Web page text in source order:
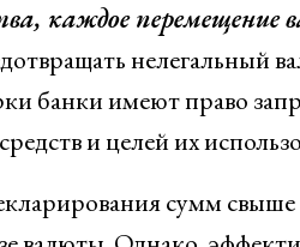
каждое
нелегальный
банки имеют право
и целей их
сумм свыше